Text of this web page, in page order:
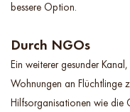
bessere Option.
Durch NGOs
Ein weiterer gesunder
Wohnungen an Flüchtlinge
Hilfsorganisationen wie die